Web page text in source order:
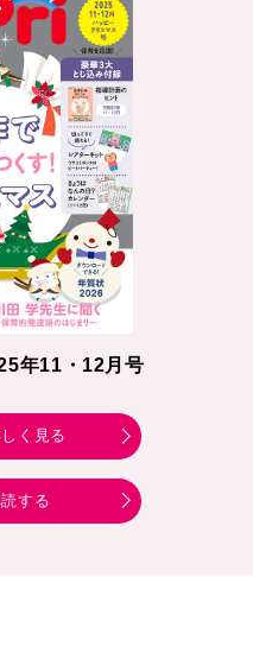
年11・12月号
く見る
する